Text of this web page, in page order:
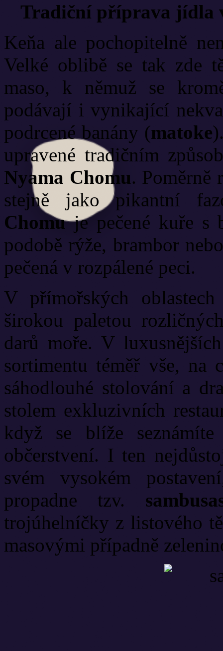
Tradiční příprava jídla
Keňa ale pochopitelně
Velké oblibě se tak zde
maso, k němuž se
podávají i vynikající
podrcené banány (matoke
upravené tradičním
Nyama Chomu. Poměrně
stejně jako pikantní
Chomuje pečené kuře s
podobě rýže, brambor
pečená v rozpálené peci.
V přímořských
širokou paletou
darů moře. V
sortimentu téměř vše, na
sáhodlouhé stolování a
stolem exkluzivních
když se blíže
občerstvení. I ten
svém vysokém
propadne tzv.
trojúhelníčky z listového
masovými případně